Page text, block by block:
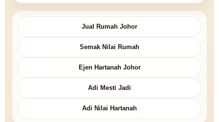
Jual Rumah Johor
Semak Nilai Rumah
Ejen Hartanah Johor
Adi Mesti Jadi
Adi Nilai Hartanah